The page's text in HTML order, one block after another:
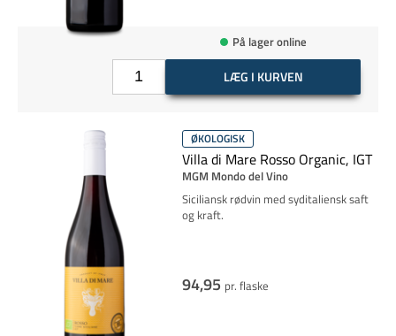
På lager online
LÆG I KURVEN
ØKOLOGISK
Villa di Mare Rosso Organic, IGT
MGM Mondo del Vino
Siciliansk rødvin med syditaliensk saft
og kraft.
94,95 pr. flaske